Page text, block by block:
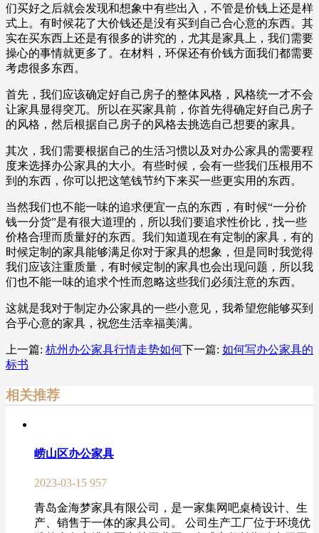
们买好之后就会发现和想象中有些出入，不管是价钱上还是样
式上。有时候花了大价钱还是没有买到自己合心意的东西。其
实在买东西上还是有很多的讲究的，尤其是家具上，我们需要
操心的事情就更多了。在材料，环保还有价钱方面我们都需要
考虑很多东西。
首先，我们应该确定好自己房子的整体风格，风格统一才不会
让家具显得突兀。所以在买家具前，你首先得确定好自己房子
的风格，然后根据自己房子的风格去挑选自己想要的家具。
其次，我们需要根据自己的生活习惯以及对办公家具的需要程
度来选择办公家具的大小。有些时候，会有一些我们压根用不
到的东西，你可以把这笔钱节约下来买一些更实用的东西。
当然我们也不能一味的追求便宜一点的东西，有时候“一分价
钱一分货”是有很大道理的，所以我们要追求性价比，找一些
价格合理而质量好的东西。我们知道现在有定制的家具，有的
时候定制的家具能够满足你对于家具的想象，但是同时我觉得
我们应该注重质量，有时候定制的家具也会出现问题，所以我
们也不能一味的追求个性而忽略这些我们必须注意的东西。
这就是我对于制定办公家具的一些小意见，我希望您能够买到
合乎心意的家具，祝您生活幸福美满。
上一篇: 杭州办公家具行情走势如何下一篇: 如何写办公家具的
标书
相关推荐
崂山区办公家具
2023-03-15 957
青岛金海梦家具有限公司，是一家集网吧桌椅设计、生
产、销售于一体的家具公司。 公司生产工厂位于环境优